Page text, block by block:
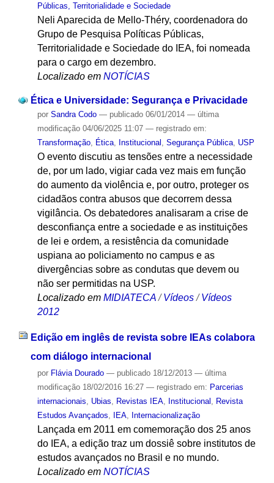
Públicas, Territorialidade e Sociedade
Neli Aparecida de Mello-Théry, coordenadora do
Grupo de Pesquisa Políticas Públicas,
Territorialidade e Sociedade do IEA, foi nomeada
para o cargo em dezembro.
Localizado em NOTÍCIAS
Ética e Universidade: Segurança e Privacidade
por Sandra Codo — publicado06/01/2014 — última
modificação04/06/2025 11:07 — registrado em:
Transformação, Ética, Institucional Segurança Pública, USP
O evento discutiu as tensões entre a necessidade
de, por um lado, vigiar cada vez mais em função
do aumento da violência e, por outro, proteger os
cidadãos contra abusos que decorrem dessa
vigilância. Os debatedores analisaram a crise de
desconfiança entre a sociedade e as instituições
de lei e ordem, a resistência da comunidade
uspiana ao policiamento no campus e as
divergências sobre as condutas que devem ou
não ser permitidas na USP.
Localizado em MIDIATECA /Vídeos /Vídeos
2012
Edição em inglês de revista sobre IEAs colabora
com diálogo internacional
por Flávia Dourado — publicado18/12/2013 — última
modificação18/02/2016 16:27 — registrado em: Parcerias
internacionais, Ubias, Revistas IEA, Institucional , Revista
Estudos Avançados, IEA, Internacionalização
Lançada em 2011 em comemoração dos 25 anos
do IEA, a edição traz um dossiê sobre institutos de
estudos avançados no Brasil e no mundo.
Localizado em NOTÍCIAS